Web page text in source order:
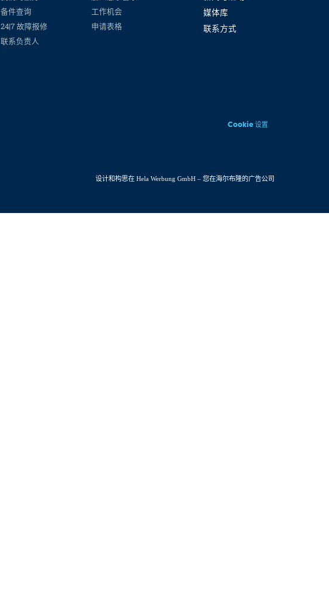
备件查询
24|7 故障报修
联系负责人
工作机会
申请表格
媒体库
联系方式
Cookie 设置
设计和构思在 Hela Werbung GmbH – 您在海尔布隆的广告公司